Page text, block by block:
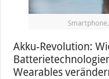
Akku-Revolution:
Wearables